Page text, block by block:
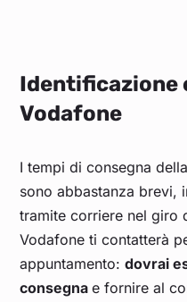
Identificazione
Vodafone
I tempi di consegna
sono abbastanza brevi,
tramite corriere nel giro
Vodafone ti contatterà
appuntamento:dovrai
consegnae fornire al